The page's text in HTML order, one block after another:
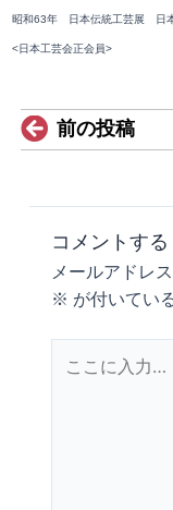
昭和63年 日本伝統工芸展 日
<日本工芸会正会員>
Prev
前の投稿
コメントする
メールアドレ
※ が付いてい